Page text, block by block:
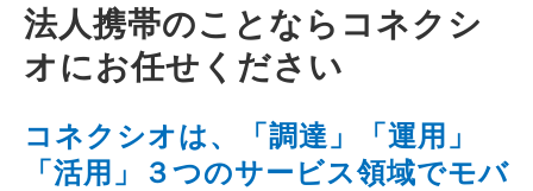
法人携帯のことならコネクシ
オにお任せください
コネクシオは、「調達」「運用」
「活用」３つのサービス領域でモバ